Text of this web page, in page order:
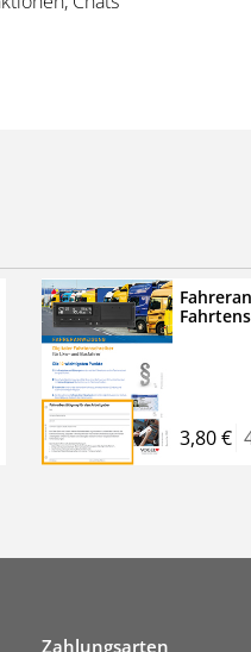
Abo für zwei
Nach 2 Monaten
automatisch, es
3,80 €
Zahlungsarten